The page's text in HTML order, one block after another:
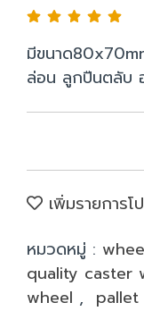
มีขนาด
ล่อน ลูกปืนตลับ
เพิ่มรายการโ
หมวดหมู่ :
quality caster
wheel ,